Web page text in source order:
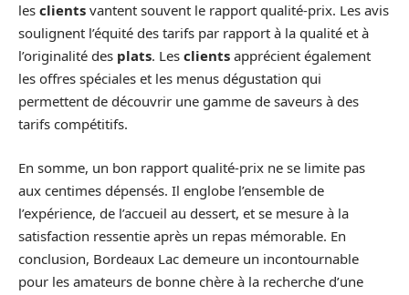
les clients vantent souvent le rapport qualité-prix. Les avis
soulignent l’équité des tarifs par rapport à la qualité et à
l’originalité des plats. Les clients apprécient également
les offres spéciales et les menus dégustation qui
permettent de découvrir une gamme de saveurs à des
tarifs compétitifs.
En somme, un bon rapport qualité-prix ne se limite pas
aux centimes dépensés. Il englobe l’ensemble de
l’expérience, de l’accueil au dessert, et se mesure à la
satisfaction ressentie après un repas mémorable. En
conclusion, Bordeaux Lac demeure un incontournable
pour les amateurs de bonne chère à la recherche d’une